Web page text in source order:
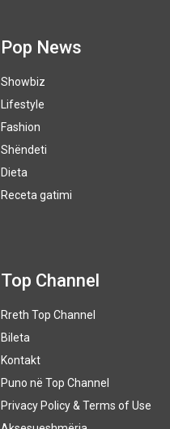
Pop News
Showbiz
Lifestyle
Fashion
Shëndeti
Dieta
Receta gatimi
Top Channel
Rreth Top Channel
Bileta
Kontakt
Puno në Top Channel
Privacy Policy & Terms of Use